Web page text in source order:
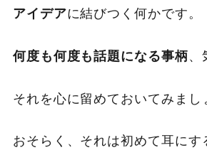
アイデアに結びつく何かです。
何度も何度も話題になる事柄、
それを心に留めておいてみまし
おそらく、それは初めて耳に